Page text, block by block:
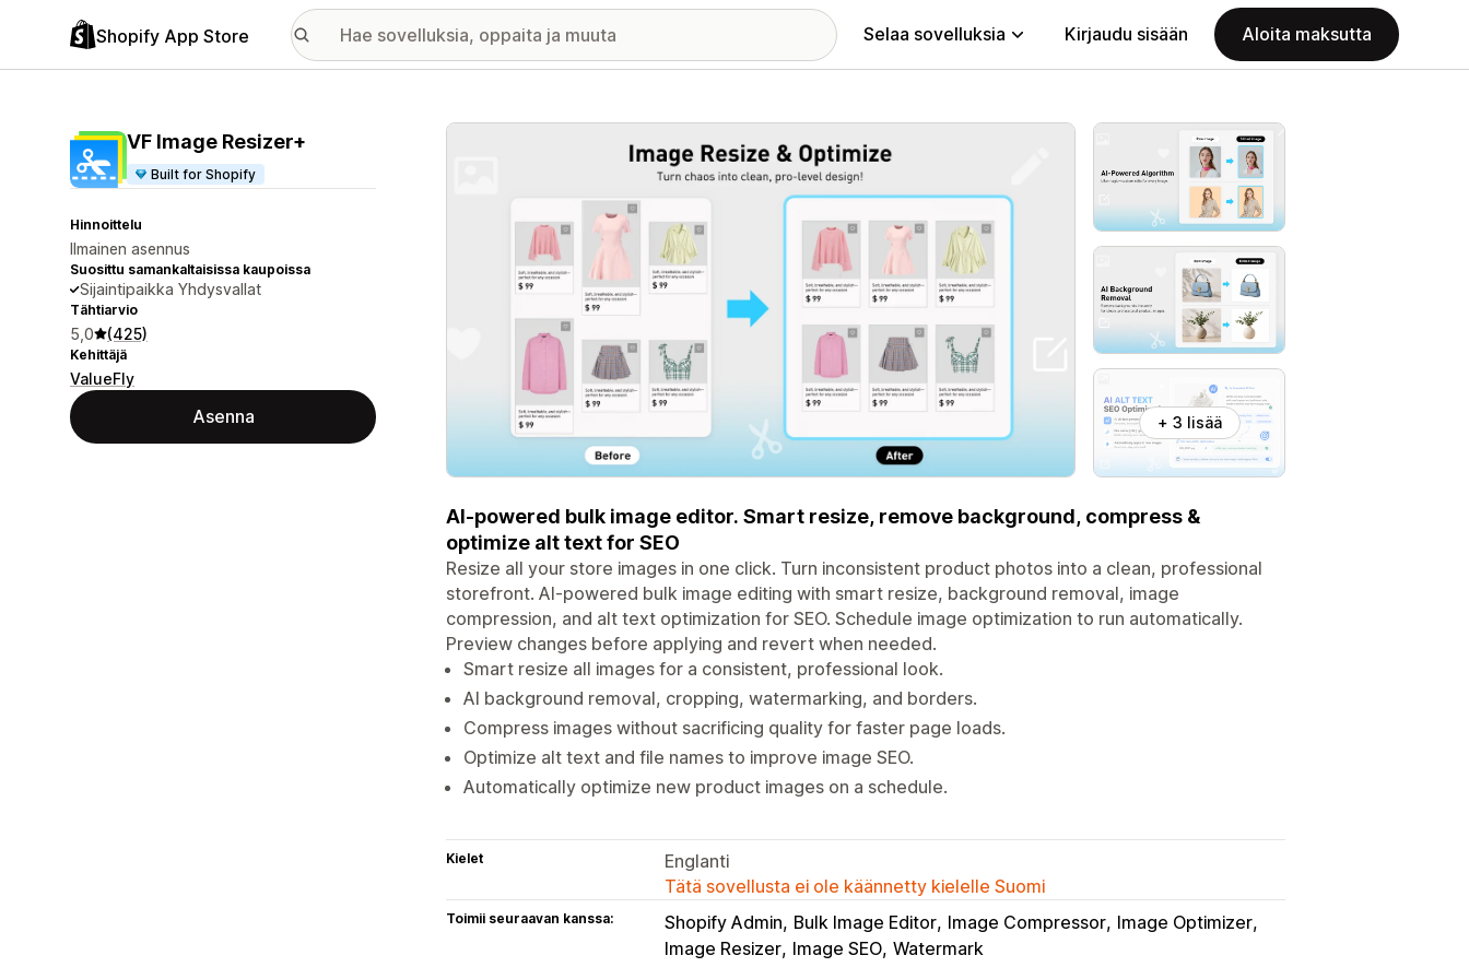
Shopify App Store Selaa sovelluksia Kirjaudu sisään Aloita maksutta
VF Image Resizer+
Built for Shopify
Hinnoittelu
Ilmainen asennus
Suosittu samankaltaisissa kaupoissa
Sijaintipaikka Yhdysvallat
Tähtiarvio
5,0 (425)
Kehittäjä
ValueFly
Asenna
Esittelykuvagalleria
+ 3 lisää
AI-powered bulk image editor. Smart resize, remove background, compress &
optimize alt text for SEO
Resize all your store images in one click. Turn inconsistent product photos into a clean, professional
storefront. AI-powered bulk image editing with smart resize, background removal, image
compression, and alt text optimization for SEO. Schedule image optimization to run automatically.
Preview changes before applying and revert when needed.
Smart resize all images for a consistent, professional look.
AI background removal, cropping, watermarking, and borders.
Compress images without sacrificing quality for faster page loads.
Optimize alt text and file names to improve image SEO.
Automatically optimize new product images on a schedule.
Kielet
Englanti
Tätä sovellusta ei ole käännetty kielelle Suomi
Toimii seuraavan kanssa: Shopify Admin Bulk Image Editor Image Compressor Image Optimizer
Image Resizer Image SEO Watermark